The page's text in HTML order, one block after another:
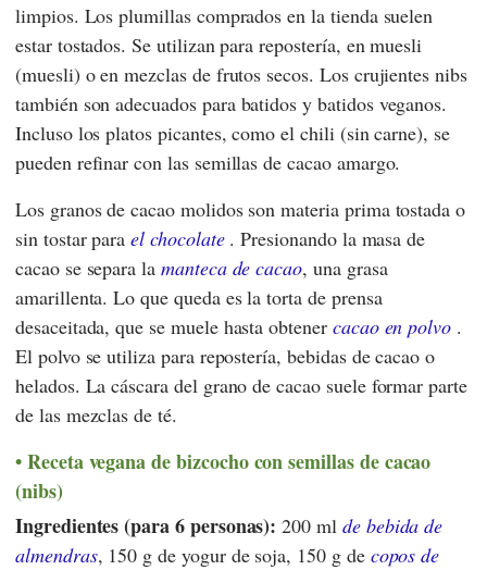
limpios. Los plumillas comprados en la tienda suelen
estar tostados. Se utilizan para repostería, en muesli
(muesli) o en mezclas de frutos secos. Los crujientes nibs
también son adecuados para batidos y batidos veganos.
Incluso los platos picantes, como el chili (sin carne), se
pueden refinar con las semillas de cacao amargo.
Los granos de cacao molidos son materia prima tostada o
sin tostar parael chocolate. Presionando la masa de
cacao se separa la manteca de cacao, una grasa
amarillenta. Lo que queda es la torta de prensa
desaceitada, que se muele hasta obtener cacao en polvo .
El polvo se utiliza para repostería, bebidas de cacao o
helados. La cáscara del grano de cacao suele formar parte
de las mezclas de té.
Receta vegana de bizcocho con semillas de cacao
(nibs)
Ingredientes (para 6 personas): 200 ml de bebida de
almendras, 150 g de yogur de soja, 150 g de copos de